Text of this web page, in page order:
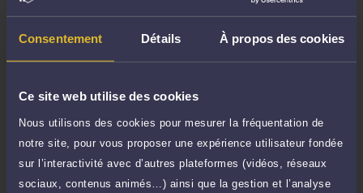
Consentement Détails À propos des cookies
Ce site web utilise des cookies
Nous utilisons des cookies pour mesurer la fréquentation de
notre site, pour vous proposer une expérience utilisateur fondée
sur l’interactivité avec d’autres plateformes (vidéos, réseaux
sociaux, contenus animés…) ainsi que la gestion et l’analyse
Réponse concise à votre question (moins
de 1.000 caractères)
0 €
Consultation écrite
Etude de votre dossier + possibilité d'ajout
d'une pièce jointe
0 €
TTC
Consulter par écrit